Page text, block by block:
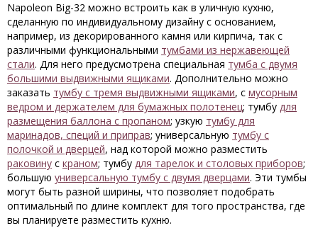
Napoleon Big-32 можно встроить как в уличную кухню,
сделанную по индивидуальному дизайну с основанием,
например, из декорированного камня или кирпича, так с
различными функциональными тумбами из нержавеющей
стали. Для него предусмотрена специальная тумба с двумя
большими выдвижными ящиками. Дополнительно можно
заказать тумбу с тремя выдвижными ящиками, с мусорным
ведром и держателем для бумажных полотенец; тумбу для
размещения баллона с пропаном; узкую тумбу для
маринадов, специй и приправ; универсальную тумбу с
полочкой и дверцей, над которой можно разместить
раковину с краном; тумбу для тарелок и столовых приборов;
большую универсальную тумбу с двумя дверцами. Эти тумбы
могут быть разной ширины, что позволяет подобрать
оптимальный по длине комплект для того пространства, где
вы планируете разместить кухню.